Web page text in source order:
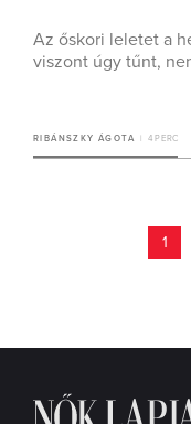
Az őskori leletet a
viszont úgy tűnt,
RIBÁNSZKY ÁGOTA 4 PERC
1